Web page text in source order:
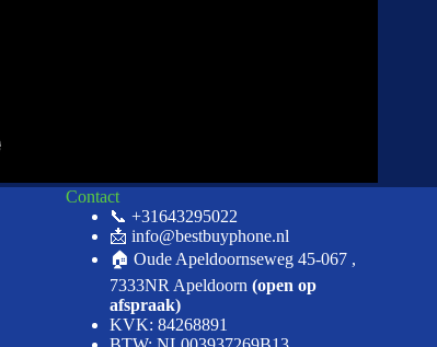
Contact
📞 +31643295022
📩 info@bestbuyphone.nl
🏠 Oude Apeldoornseweg 45-067 ,
7333NR Apeldoorn(open op
afspraak)
KVK: 84268891